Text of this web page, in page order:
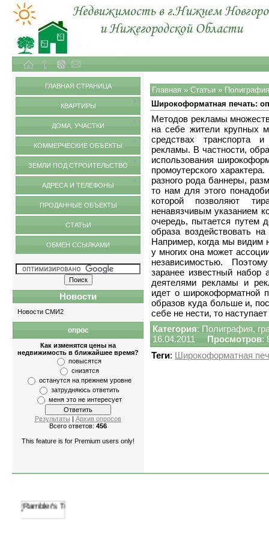
ГЛАВНАЯ СТРАНИЦА
КВАРТИРЫ
ДОМА, УЧАСТКИ
КОММЕРЧЕСКИЕ ОБЪЕКТЫ
ЗЕМЛИ ПОД СТРОИТЕЛЬСТВО
АДРЕСА И ТЕЛЕФОНЫ
ПРОДАННЫЕ ОБЪЕКТЫ
СТАТЬИ
ОБМЕН ССЫЛКАМИ
Новости
Новости СМИ2
опрос
Как изменятся цены на
недвижимость в ближайшее время?
повысятся
снизятся
останутся на прежнем уровне
затрудняюсь ответить
меня это не интересует
Результаты | Архив опросов
Всего ответов: 456
This feature is for Premium users only!
Главная » Статьи »
Широкоформатная печать:
Методов рекламы
на себе жители крупных
средствах транспорта
рекламы. В частности,
использования
промоутерского
разного рода баннеры,
то нам для этого
которой позволяют
ненавязчивым указанием
очередь, пытается путем
образа воздействовать
Например, когда мы видим
у многих она может
независимостью.
заранее известный набор
деятелями рекламы и
идет о широкоформатной
образов куда больше и,
себе не нести, то
Категория: Полиграфия,
16.04.2011 Просмотров:
Теги: Широкоформатная
Квартиры-однокомнатные,